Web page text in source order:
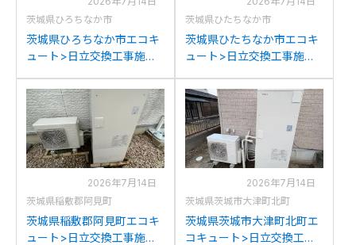
茨城県ひろちなか市
茨城県ひろちなか市エコキ
ュート>日立交換工事施工
371HATから日立BHP-
FG37XUへの交換
茨城県ひたちなか市
茨城県ひたちなか市エコキ
ュート>日立交換工事施工
ら日立BHP-FG37XUへの交
換
2026年7月14日
茨城県稲敷郡阿見町
茨城県稲敷郡阿見町エコキ
ュート>日立交換工事施工
2026年7月14日
茨城県茨城市大津町北町
茨城県茨城市大津町北町エ
コキュート>日立交換工事